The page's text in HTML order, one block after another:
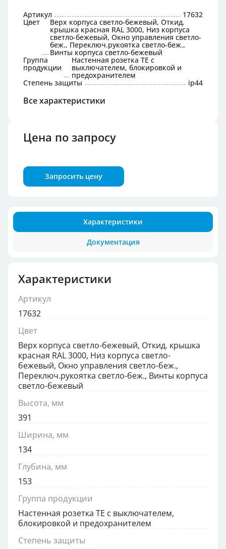
Артикул 17632
Цвет Верх корпуса светло-бежевый, Откид.
крышка красная RAL 3000, Низ корпуса
светло-бежевый, Окно управления светло-
беж., Переключ.рукоятка светло-беж.,
Винты корпуса светло-бежевый
Группа
продукции
Настенная розетка TE с
выключателем, блокировкой и
предохранителем
Степень защиты ip44
Все характеристики
Цена по запросу
Запросить цену
Характеристики
Документация
Характеристики
Артикул
17632
Цвет
Верх корпуса светло-бежевый, Откид. крышка
красная RAL 3000, Низ корпуса светло-
бежевый, Окно управления светло-беж.,
Переключ.рукоятка светло-беж., Винты корпуса
светло-бежевый
Высота, мм
391
Ширина, мм
134
Глубина, мм
153
Группа продукции
Настенная розетка TE с выключателем,
блокировкой и предохранителем
Степень защиты